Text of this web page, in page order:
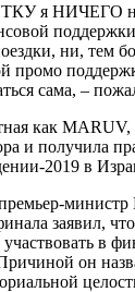
я НИЧЕГО
ни, тем
промо
сама, –
как
и получила
2019 в
министр
заявил,
в
он